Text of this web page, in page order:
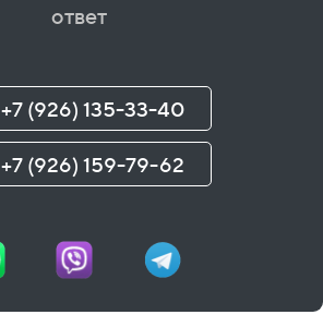
ответ
+7 (926) 135-33-40
+7 (926) 159-79-62